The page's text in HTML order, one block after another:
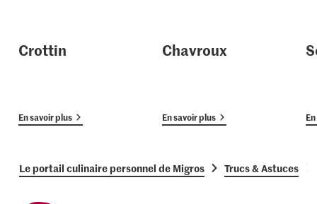
Crottin
En savoir plus
Chavroux
En savoir plus
Le portail culinaire personnel de Migros Trucs & Astuces